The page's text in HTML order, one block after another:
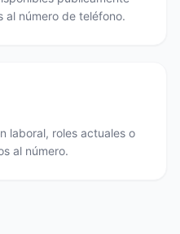
al número de teléfono.
laboral, roles actuales o
al número.